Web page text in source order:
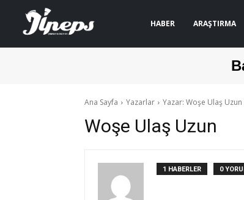
HABER ARAŞTIRMA
Ana Sayfa Yazarlar Yazar: Woşe Ulaş Uzun
Woşe Ulaş Uzun
1 HABERLER 0